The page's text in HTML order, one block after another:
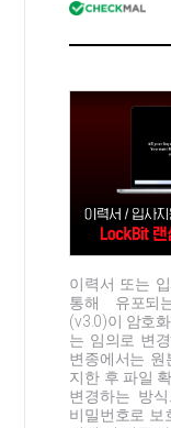
이력서 또는
통해 유포되
(v3.0)이 암호
는 임의로 변
변종에서는 원
지한 후 파일
변경하는 방
비밀번호로 보